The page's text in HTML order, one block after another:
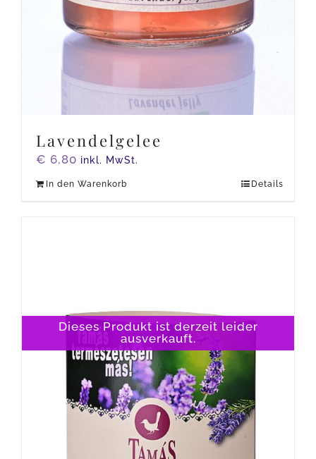
Lavendelgelee
€ 6,80 inkl. MwSt.
In den Warenkorb Details
Dieses Produkt ist derzeit leider
ausverkauft.